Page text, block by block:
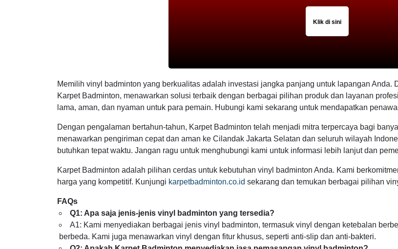
Klik di sini
Memilih vinyl badminton yang berkualitas adalah investasi jangka panjang untuk lapangan Anda.
Karpet Badminton, menawarkan solusi terbaik dengan berbagai pilihan produk dan layanan
lama, aman, dan nyaman untuk para pemain. Hubungi kami sekarang untuk mendapatkan
Dengan pengalaman bertahun-tahun, Karpet Badminton telah menjadi mitra terpercaya bagi
menawarkan pengiriman cepat dan aman ke Cilandak Jakarta Selatan dan seluruh wilayah
butuhkan tepat waktu. Jangan ragu untuk menghubungi kami untuk informasi lebih lanjut dan
Karpet Badminton adalah pilihan cerdas untuk kebutuhan vinyl badminton Anda. Kami
harga yang kompetitif. Kunjungi karpetbadminton.co.id sekarang dan temukan berbagai pilihan
FAQs
Q1: Apa saja jenis-jenis vinyl badminton yang tersedia?
A1: Kami menyediakan berbagai jenis vinyl badminton, termasuk vinyl dengan ketebalan
berbeda. Kami juga menawarkan vinyl dengan fitur khusus, seperti anti-slip dan anti-bakteri.